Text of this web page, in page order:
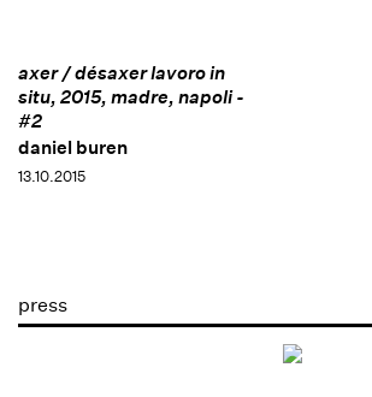
axer / désaxer lavoro in
situ, 2015, madre, napoli -
#2
daniel buren
13.10.2015
press